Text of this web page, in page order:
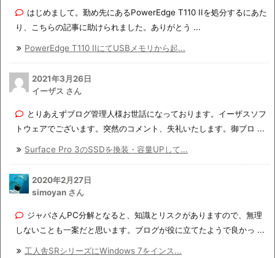
はじめまして。勤め先にあるPowerEdge T110 IIを処分するにあた
り、こちらの記事に助けられました。ありがとう ...
PowerEdge T110 IIにてUSBメモリから起...
2021年3月26日
イーザス さん
とりあえずブログ管理人様お世話になっております。イーザスソフ
トウェアでございます。突然のコメント、失礼いたします。御ブロ ...
Surface Pro 3のSSDを換装・容量UPして...
2020年2月27日
simoyan さん
ジャバさんPC分解となると、知識とリスクがありますので、無理
しないことも一案だと思います。ブログが役に立てたようで良かっ ...
工人舎SRシリーズにWindows 7をインス...